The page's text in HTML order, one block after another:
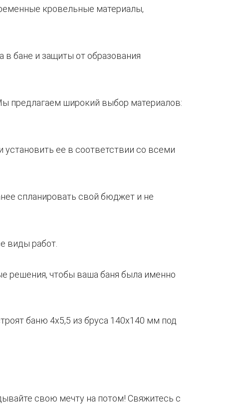
кровельные материалы,
в бане и защиты от образования
предлагаем широкий выбор материалов:
ее в соответствии со всеми
спланировать свой бюджет и не
виды работ.
решения, чтобы ваша баня была именно
свою мечту на потом! Свяжитесь с